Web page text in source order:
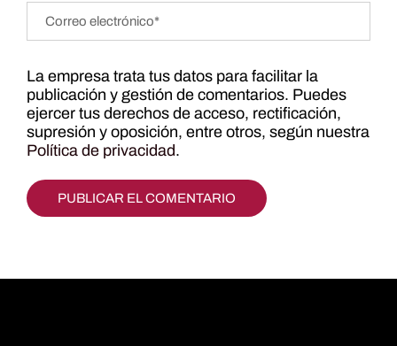
La empresa trata tus datos para facilitar la
publicación y gestión de comentarios. Puedes
ejercer tus derechos de acceso, rectificación,
supresión y oposición, entre otros, según nuestra
Política de privacidad.